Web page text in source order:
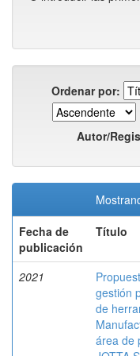
Ordenar por:
Autor/
Fecha de
publicación
Título
2021
gestión
de
área de